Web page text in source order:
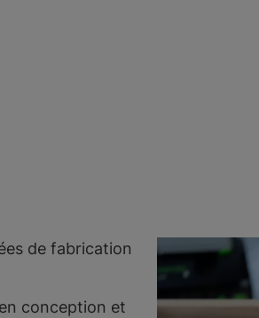
de fabrication
conception et